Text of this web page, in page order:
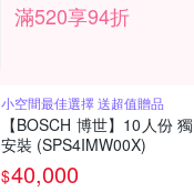
滿520享94折
小空間最佳選擇 送超值贈品
【BOSCH 博世】10人份
安裝 (SPS4IMW00X)
$40,000